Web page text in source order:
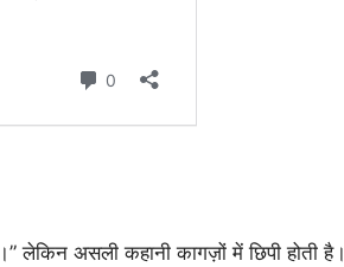
असली कहानी कागज़ों में छिपी होती है।